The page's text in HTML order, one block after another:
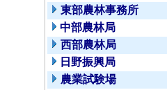
東部農林事務所
中部農林局
西部農林局
日野振興局
農業試験場